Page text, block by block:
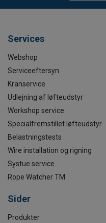
Services
Webshop
Serviceeftersyn
Kranservice
Udlejning af løfteudstyr
Workshop service
Specialfremstillet løfteudstyr
Belastningstests
Wire installation og rigning
Systue service
Rope Watcher TM
Sider
Produkter